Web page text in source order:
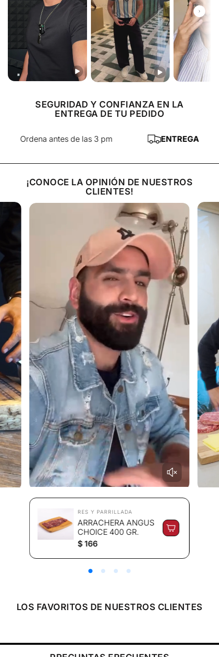
Descongele y caliente o simplemente calientelas de a
poco iniciando desde congeladas.
🏪
RECOGE EN TIENDA— Tu pedido estará listo una
hora después de tu compra
SEGURIDAD Y CONFIANZA EN LA
ENTREGA DE TU PEDIDO
antes de las 3 pm ENTREGA AL DÍA
¡CONOCE LA OPINIÓN DE NUESTROS
CLIENTES!
RES Y PARRILLADA
ARRACHERA ANGUS
CHOICE 400 GR.
P
e
e
g
r
$ 166
LOS FAVORITOS DE NUESTROS CLIENTES